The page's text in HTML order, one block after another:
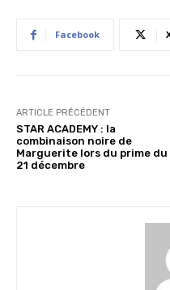
t
Facebook
ARTICLE PRÉCÉDENT
STAR ACADEMY : la
combinaison noire de
Marguerite lors du prime du
21 décembre